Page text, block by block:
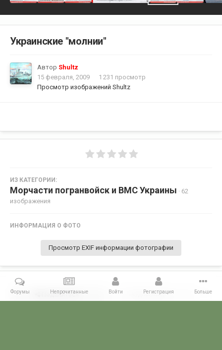
Украинские "молнии"
Автор Shultz
15 февраля, 2009
1 231 просмотр
Просмотр изображений Shultz
ИЗ КАТЕГОРИИ:
Морчасти погранвойск и ВМС Украины · 62
изображения
ИНФОРМАЦИЯ О ФОТО
Просмотр EXIF информации фотографии
Поделиться Подписчики 0
Форумы Непрочитанные Войти Регистрация Больше